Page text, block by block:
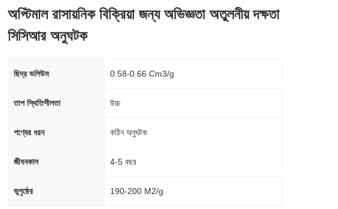
অপ্টিমাল রাসায়নিক বিক্রিয়া জন্য অভিজ্ঞতা অতুলনীয় দক্ষতা
সিসিআর অনুঘটক
ছিদ্র ভলিউম 0.58-0.66 Cm3/g
তাপ স্থিতিশীলতা উচ্চ
পণ্যের ধরন কঠিন অনুঘটক
জীবনকাল 4-5 বছর
ভূপৃষ্ঠের 190-200 M2/g